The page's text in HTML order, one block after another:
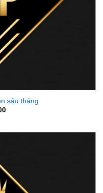
sáu tháng